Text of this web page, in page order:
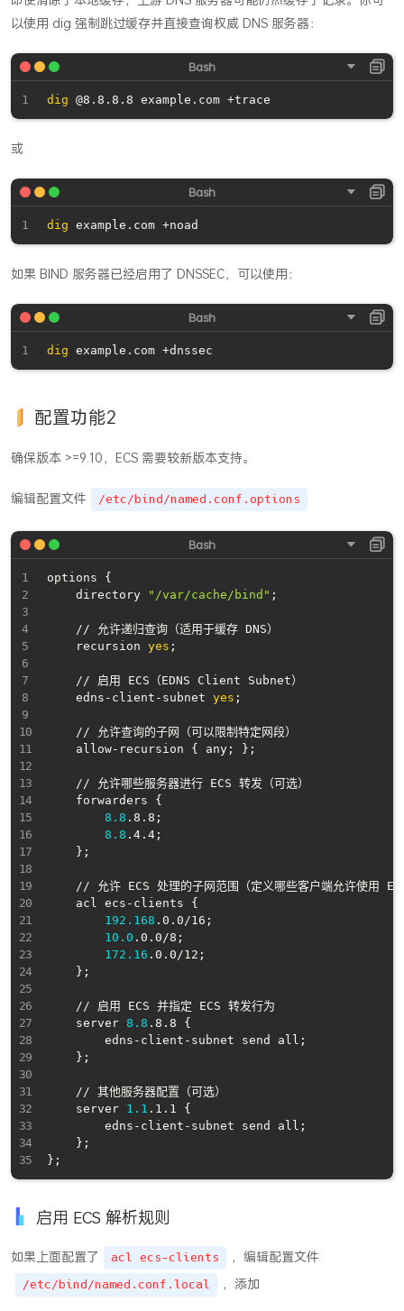
以使用 dig 强制跳过缓存并直接查询权威 DNS 服务器：
dig
或
dig
如果 BIND 服务器已经启用了 DNSSEC，可以使用：
dig
配置功能2
确保版本 >=9.10，ECS 需要较新版本支持。
编辑配置文件 /etc/bind/named.conf.options
options {
    directory
"/var/cache/bind" ;
    // 允许递归查询（适用于缓存 DNS）
    recursion
yes ;
    // 启用 ECS（EDNS Client Subnet）
    edns-client-subnet
yes ;
    // 允许查询的子网（可以限制特定网段）
    allow-recursion
{ any ; } ;
    // 允许哪些服务器进行 ECS 转发（可选）
    forwarders
{
8.8 .8.8 ;
8.8 .4.4 ;
} ;
// 允许 ECS 处理的子网范围（定义哪些客户端允许使用
    acl ecs-clients
{
192.168 .0.0/16 ;
10.0 .0.0/8 ;
172.16 .0.0/12 ;
} ;
    // 启用 ECS 并指定 ECS 转发行为
    server
8.8 .8.8 {
        edns-client-subnet send all
;
} ;
    // 其他服务器配置（可选）
    server
1.1 .1.1 {
        edns-client-subnet send all
;
} ;
} ;
启用 ECS 解析规则
如果上面配置了 acl ecs-clients ，编辑配置文件
/etc/bind/named.conf.local ，添加